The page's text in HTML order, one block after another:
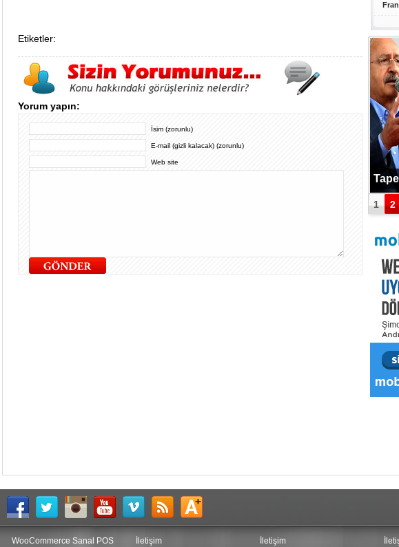
Etiketler:
Yorum yapın:
İsim (zorunlu)
E-mail (gizli kalacak) (zorunlu)
Web site
1 2
WooCommerce Sanal POS İletişim İletişim